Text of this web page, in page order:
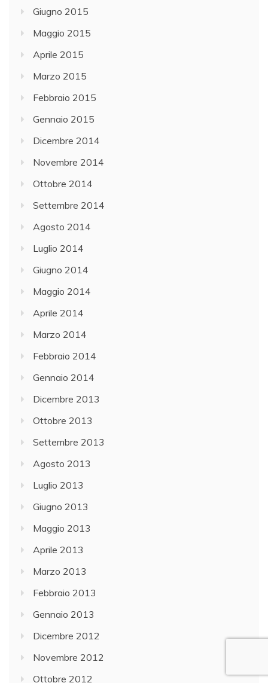
Giugno 2015
Maggio 2015
Aprile 2015
Marzo 2015
Febbraio 2015
Gennaio 2015
Dicembre 2014
Novembre 2014
Ottobre 2014
Settembre 2014
Agosto 2014
Luglio 2014
Giugno 2014
Maggio 2014
Aprile 2014
Marzo 2014
Febbraio 2014
Gennaio 2014
Dicembre 2013
Ottobre 2013
Settembre 2013
Agosto 2013
Luglio 2013
Giugno 2013
Maggio 2013
Aprile 2013
Marzo 2013
Febbraio 2013
Gennaio 2013
Dicembre 2012
Novembre 2012
Ottobre 2012